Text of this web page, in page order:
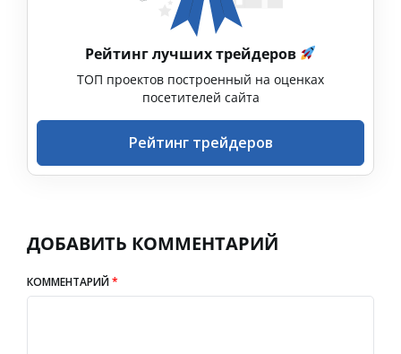
Рейтинг лучших трейдеров
ТОП проектов построенный на оценках
посетителей сайта
Рейтинг трейдеров
ДОБАВИТЬ КОММЕНТАРИЙ
КОММЕНТАРИЙ*